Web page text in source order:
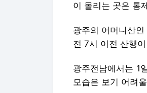
이 몰리는 곳은 통
광주의 어머니산
전 7시 이전 산행
광주전남에서는 1
모습은 보기 어려